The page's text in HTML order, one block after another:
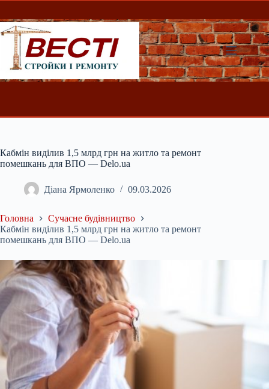
Перейти
вмісту
Кабмін виділив 1,5 млрд грн на житло та ремонт
помешкань для ВПО — Delo.ua
Діана Ярмоленко 09.03.2026
Головна
Сучасне будівництво
Кабмін виділив 1,5 млрд грн на житло та ремонт
помешкань для ВПО — Delo.ua